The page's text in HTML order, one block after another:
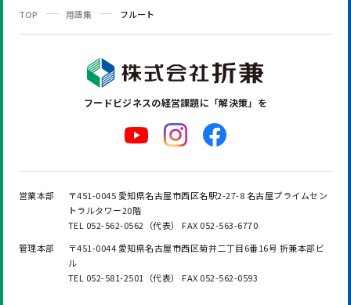
TOP 用語集 フルート
フードビジネスの経営課題に「解決策」を
営業本部
〒451-0045 愛知県名古屋市西区名駅2-27-8 名古屋プライムセン
トラルタワー20階
TEL 052-562-0562（代表） FAX 052-563-6770
管理本部
〒451-0044 愛知県名古屋市西区菊井二丁目6番16号 折兼本部ビ
ル
TEL 052-581-2501（代表） FAX 052-562-0593